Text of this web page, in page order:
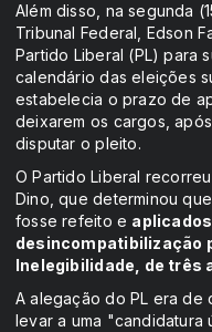
Além disso, na segunda
Tribunal Federal, Edson
Partido Liberal (PL) para
calendário das eleições
estabelecia o prazo de
deixarem os cargos,
disputar o pleito.
O Partido Liberal
Dino, que determinou
fosse refeito e
desincompatibilização
Inelegibilidade, de três
A alegação do PL era de
levar a uma "candidatura